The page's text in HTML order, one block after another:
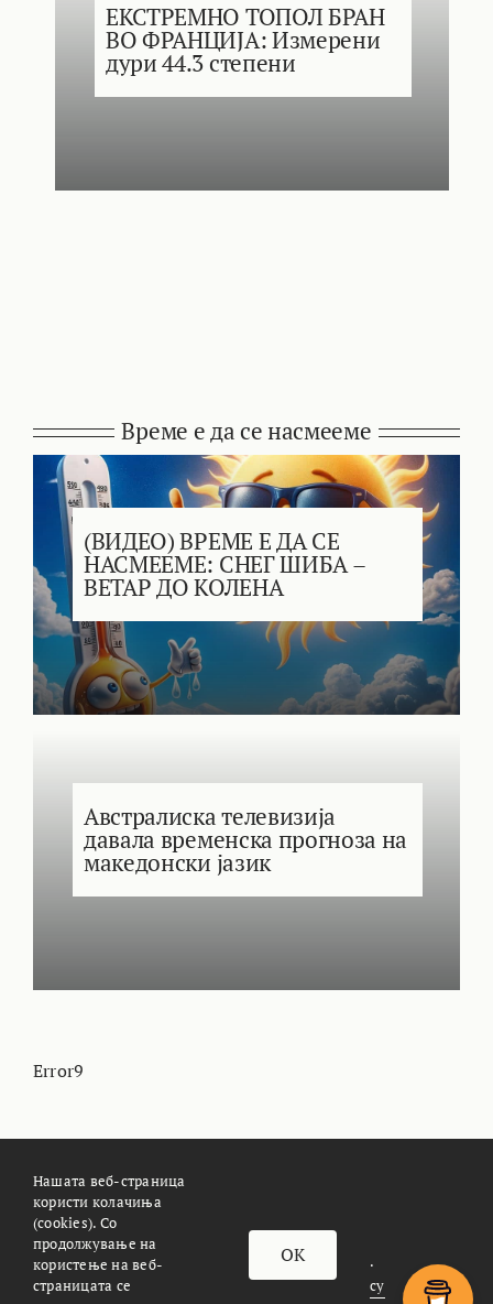
ЕКСТРЕМНО ТОПОЛ БРАН
ВО ФРАНЦИЈА: Измерени
дури 44.3 степени
Време е да се насмееме
(ВИДЕО) ВРЕМЕ Е ДА СЕ
НАСМЕЕМЕ: СНЕГ ШИБА –
ВЕТАР ДО КОЛЕНА
Австралиска телевизија
давала временска прогноза на
македонски јазик
Error9
© METEOALARM. All Rights Reserved.
Made with
Æther Marketing Agency
За Meteoalarm.mk Импресум
Нашата веб-страница
користи колачиња
(cookies). Со
продолжување на
користење на веб-
страницата се
OK